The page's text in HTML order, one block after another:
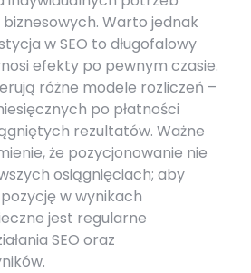
Warto jednak
w SEO to długofalowy
efekty po pewnym czasie.
różne modele rozliczeń –
po płatności
rezultatów. Ważne
że pozycjonowanie nie
osiągnięciach; aby
w wynikach
jest regularne
SEO oraz